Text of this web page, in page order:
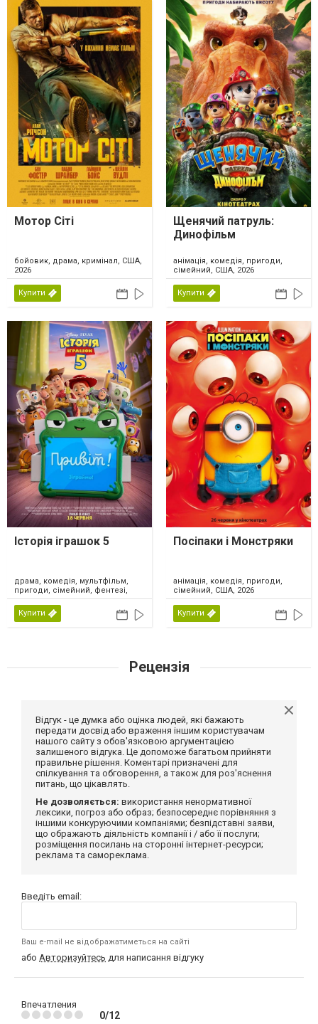
Мотор Сіті
бойовик, драма, кримінал, США,
2026
Купити
Щенячий патруль:
Динофільм
анімація, комедія, пригоди,
сімейний, США, 2026
Купити
Історія іграшок 5
драма, комедія, мультфільм,
пригоди, сімейний, фентезі,
США, 2026
Купити
Посіпаки і Монстряки
анімація, комедія, пригоди,
сімейний, США, 2026
Купити
Рецензія
Відгук - це думка або оцінка людей, які бажають
передати досвід або враження іншим користувачам
нашого сайту з обов'язковою аргументацією
залишеного відгука. Це допоможе багатьом прийняти
правильне рішення. Коментарі призначені для
спілкування та обговорення, а також для роз'яснення
питань, що цікавлять.
Не дозволяється: використання ненормативної
лексики, погроз або образ; безпосереднє порівняння з
іншими конкуруючими компаніями; безпідставні заяви,
що ображають діяльність компанії і / або її послуги;
розміщення посилань на сторонні інтернет-ресурси;
реклама та самореклама.
Введіть email:
Ваш e-mail не відображатиметься на сайті
або Авторизуйтесь для написання відгуку
Впечатления
0/12